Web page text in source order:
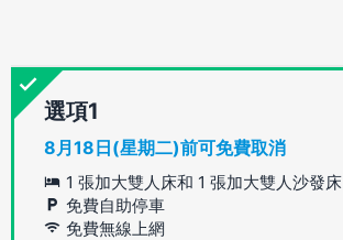
選項
8月18日(星期二)前可免費取消
1 張加大雙人床和 1 張加大雙人沙發床
免費自助停車
免費無線上網